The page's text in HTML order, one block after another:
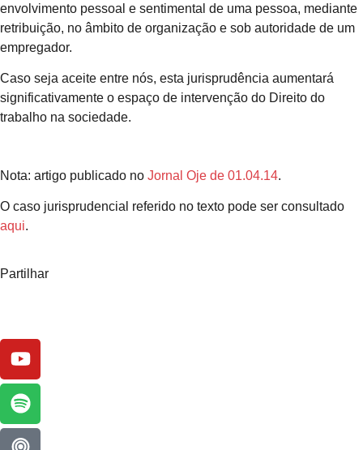
envolvimento pessoal e sentimental de uma pessoa, mediante
retribuição, no âmbito de organização e sob autoridade de um
empregador.
Caso seja aceite entre nós, esta jurisprudência aumentará
significativamente o espaço de intervenção do Direito do
trabalho na sociedade.
Nota: artigo publicado no Jornal Oje de 01.04.14.
O caso jurisprudencial referido no texto pode ser consultado
aqui.
Partilhar